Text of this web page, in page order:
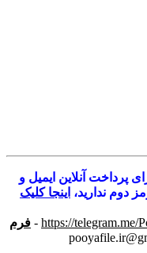
پرداخت آنلاین ایمیل و
دوم ندارید، اینجا کلیک
https://telegram.me/
- فرم